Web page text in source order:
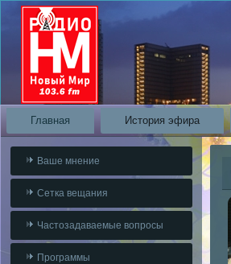
Главная История эфира
Ваше мнение
Сетка вещания
Частозадаваемые вопросы
Программы